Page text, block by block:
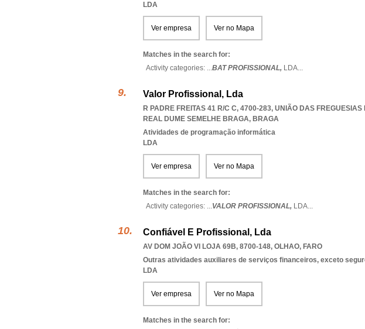
LDA
Ver empresa Ver no Mapa
Matches in the search for:
Activity categories: ...BAT PROFISSIONAL, LDA...
Valor Profissional, Lda
R PADRE FREITAS 41 R/C C, 4700-283, UNIÃO DAS FREGUESIAS
REAL DUME SEMELHE BRAGA, BRAGA
Atividades de programação informática
LDA
Ver empresa Ver no Mapa
Matches in the search for:
Activity categories: ...VALOR PROFISSIONAL, LDA...
Confiável E Profissional, Lda
AV DOM JOÃO VI LOJA 69B, 8700-148, OLHAO, FARO
Outras atividades auxiliares de serviços financeiros, exceto
LDA
Ver empresa Ver no Mapa
Matches in the search for: